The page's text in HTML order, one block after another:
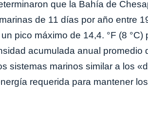
que la Bahía de
de 11 días por año entre
pico máximo de 14,4. °F (8 °C)
acumulada anual promedio
sistemas marinos similar a los
requerida para mantener